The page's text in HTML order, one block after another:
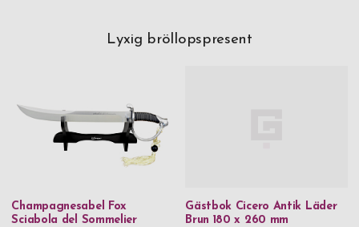
Lyxig bröllopspresent
Champagnesabel Fox
Sciabola del Sommelier
Gästbok Cicero Antik Läder
Brun 180 x 260 mm